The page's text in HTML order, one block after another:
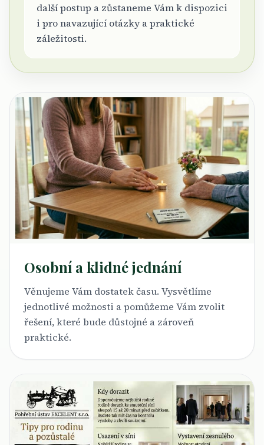
další postup a zůstaneme Vám k dispozici
i pro navazující otázky a praktické
záležitosti.
Osobní a klidné jednání
Věnujeme Vám dostatek času. Vysvětlíme
jednotlivé možnosti a pomůžeme Vám zvolit
řešení, které bude důstojné a zároveň
praktické.